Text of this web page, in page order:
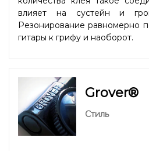
влияет на сустейн и
Резонирование равномерно
гитары к грифу и наоборот.
Grover®
Стиль